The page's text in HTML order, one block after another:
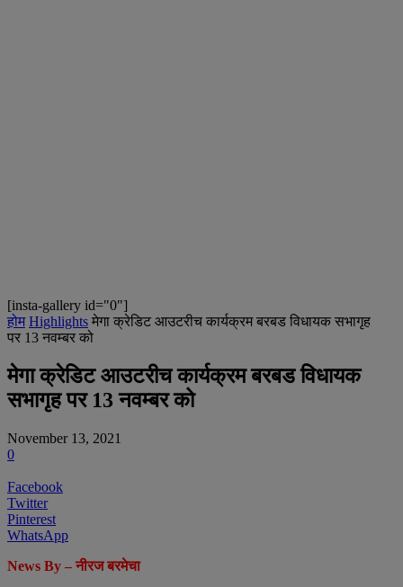
[insta-gallery id="0"]
होम Highlights मेगा क्रेडिट आउटरीच कार्यक्रम बरबड विधायक सभागृह
पर 13 नवम्बर को
मेगा क्रेडिट आउटरीच कार्यक्रम बरबड विधायक
सभागृह पर 13 नवम्बर को
November 13, 2021
0
Facebook
Twitter
Pinterest
WhatsApp
News By – नीरज बरमेचा